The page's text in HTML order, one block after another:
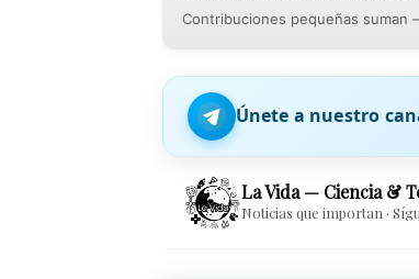
Contribuciones pequeñas suman
Únete a nuestro
La Vida — Ciencia &
Noticias que importan ·